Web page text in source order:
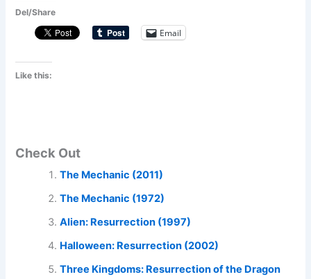
Del/Share
Email
Like this:
Check Out
The Mechanic (2011)
The Mechanic (1972)
Alien: Resurrection (1997)
Halloween: Resurrection (2002)
Three Kingdoms: Resurrection of the Dragon